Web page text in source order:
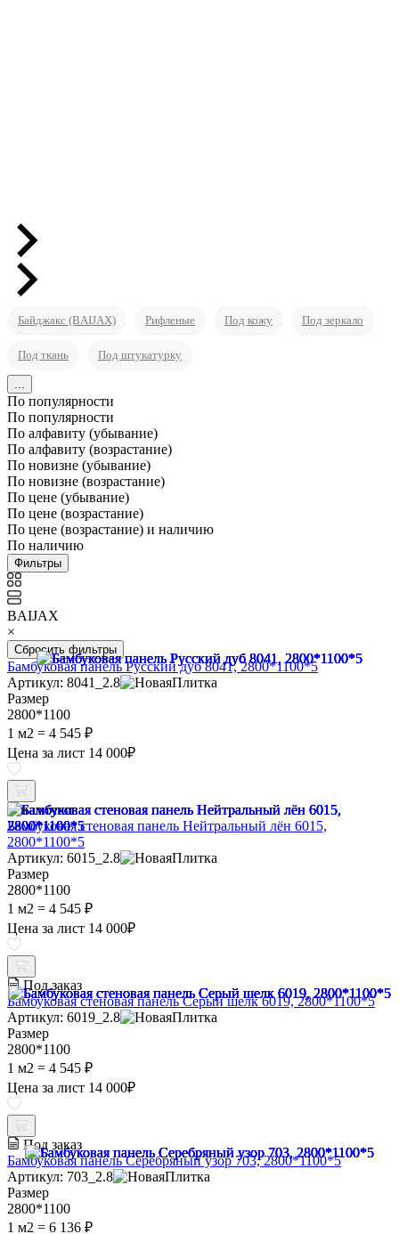
Байджакс (BAIJAX) Рифленые Под кожу Под зеркало
Под ткань Под штукатурку
...
По популярности
По популярности
По алфавиту (убывание)
По алфавиту (возрастание)
По новизне (убывание)
По новизне (возрастание)
По цене (убывание)
По цене (возрастание)
По цене (возрастание) и наличию
По наличию
Фильтры
BAIJAX
×
Сбросить фильтры
Бамбуковая панель Русский дуб 8041, 2800*1100*5
Артикул: 8041_2.8
Размер
2800*1100
1 м2 = 4 545 ₽
Цена за лист 14 000₽
В наличии
Бамбуковая стеновая панель Нейтральный лён 6015,
2800*1100*5
Артикул: 6015_2.8
Размер
2800*1100
1 м2 = 4 545 ₽
Цена за лист 14 000₽
Под заказ
Бамбуковая стеновая панель Серый шелк 6019, 2800*1100*5
Артикул: 6019_2.8
Размер
2800*1100
1 м2 = 4 545 ₽
Цена за лист 14 000₽
Под заказ
Бамбуковая панель Серебряный узор 703, 2800*1100*5
Артикул: 703_2.8
Размер
2800*1100
1 м2 = 6 136 ₽